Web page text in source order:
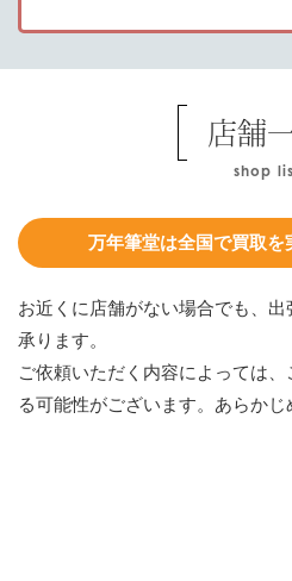
店舗
shop
万年筆堂は全国で買取を
お近くに店舗がない場合でも、
承ります。
ご依頼いただく内容によっては
る可能性がございます。あらかじ